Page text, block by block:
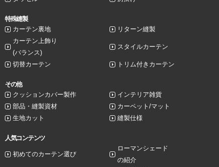
特殊縫製
カーテン裏地
リターン縫製
カーテン上飾り
(バランス)
スタイルカーテン
切替カーテン トリム付きカーテン
その他
クッションカバー製作
インテリア雑貨
部品・縫製資材
カーペット/マット
生地カット
縫製仕様
人気コンテンツ
初めてのカーテン選び
ローマンシェード
の紹介